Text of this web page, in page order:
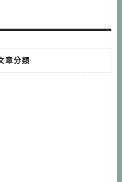
章分類